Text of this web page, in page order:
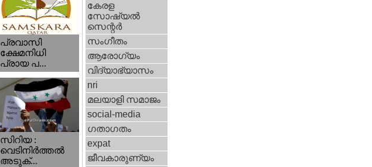
പ്രവാസി
ക്ഷേമനിധി
പ്രായ പ...
സിറിയ :
വെടിനിർത്തൽ
അടുക്...
കേരള
സോഷ്യല്‍
സെന്റര്‍
സംഗീതം
ആരോഗ്യം
വിദ്യാഭ്യാസം
nri
മലയാളി സമാജം
social-media
ഗതാഗതം
expat
ജീവകാരുണ്യം